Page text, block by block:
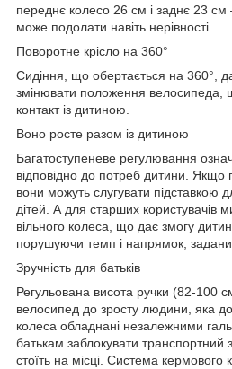
переднє колесо 26 см і заднє 23
може подолати навіть нерівності.
Поворотне крісло на 360°
Сидіння, що обертається на 360°,
змінювати положення велосипеда,
контакт із дитиною.
Воно росте разом із дитиною
Багатоступеневе регулювання
відповідно до потреб дитини. Якщо
вони можуть слугувати підставкою
дітей. А для старших користувачів
вільного колеса, що дає змогу
порушуючи темп і напрямок,
Зручність для батьків
Регульована висота ручки (82-100
велосипед до зросту людини, яка
колеса обладнані незалежними
батькам заблокувати транспортний
стоїть на місці. Система